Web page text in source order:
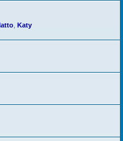
, Katy